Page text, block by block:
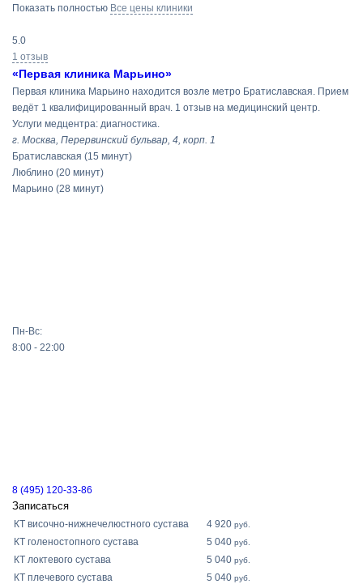
Показать полностью Все цены клиники
5.0
1 отзыв
«Первая клиника Марьино»
Первая клиника Марьино находится возле метро Братиславская. Прием
ведёт 1 квалифицированный врач. 1 отзыв на медицинский центр.
Услуги медцентра: диагностика.
г. Москва, Перервинский бульвар, 4, корп. 1
Братиславская (15 минут)
Люблино (20 минут)
Марьино (28 минут)
Пн-Вс:
8:00 - 22:00
8 (495) 120-33-86
Записаться
КТ височно-нижнечелюстного сустава 4 920 руб.
КТ голеностопного сустава 5 040 руб.
КТ локтевого сустава 5 040 руб.
КТ плечевого сустава 5 040 руб.